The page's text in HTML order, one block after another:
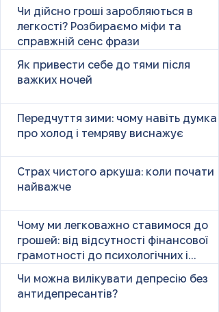
Чи дійсно гроші заробляються в
легкості? Розбираємо міфи та
справжній сенс фрази
Як привести себе до тями після
важких ночей
Передчуття зими: чому навіть думка
про холод і темряву виснажує
Страх чистого аркуша: коли почати
найважче
Чому ми легковажно ставимося до
грошей: від відсутності фінансової
грамотності до психологічних і
Чи можна вилікувати депресію без
антидепресантів?